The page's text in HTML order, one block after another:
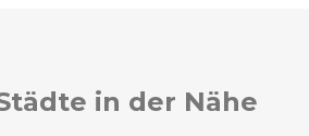
in der Nähe